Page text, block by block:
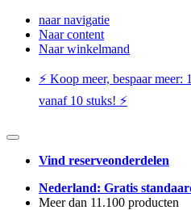
naar navigatie
Naar content
Naar winkelmand
⚡️ Koop meer, bespaar
vanaf 10 stuks! ⚡️
Vind reserveonderdelen
Nederland: Gratis
Meer dan 11.100 producten